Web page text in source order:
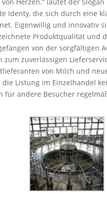
Identy, die sich durch eine
Eigenwillig und innovativ
Produktqualität und
von der
zuverlässigen
von Milch und
die Listung im Einzelhandel
für andere Besucher